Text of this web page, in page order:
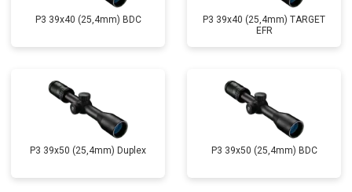
P3 39x40 (25,4mm) BDC
P3 39x40 (25,4mm) TARGET
EFR
P3 39x50 (25,4mm) Duplex P3 39x50 (25,4mm) BDC